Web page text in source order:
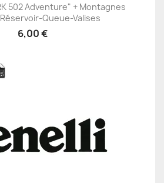
502 Adventure" + Montagnes
Queue-Valises
6,00 €